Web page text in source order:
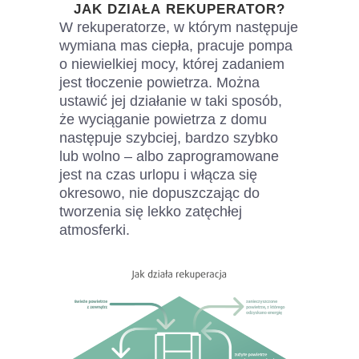
JAK DZIAŁA REKUPERATOR?
W rekuperatorze, w którym następuje
wymiana mas ciepła, pracuje pompa
o niewielkiej mocy, której zadaniem
jest tłoczenie powietrza. Można
ustawić jej działanie w taki sposób,
że wyciąganie powietrza z domu
następuje szybciej, bardzo szybko
lub wolno – albo zaprogramowane
jest na czas urlopu i włącza się
okresowo, nie dopuszczając do
tworzenia się lekko zatęchłej
atmosferki.